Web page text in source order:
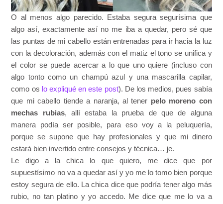
O al menos algo parecido. Estaba segura segurísima que
algo así, exactamente así no me iba a quedar, pero sé que
las puntas de mi cabello están entrenadas para ir hacia la luz
con la decoloración, además con el matiz el tono se unifica y
el color se puede acercar a lo que uno quiere (incluso con
algo tonto como un champú azul y una mascarilla capilar,
como os lo expliqué en este post). De los medios, pues sabía
que mi cabello tiende a naranja, al tener pelo moreno con
mechas rubias, allí estaba la prueba de que de alguna
manera podía ser posible, para eso voy a la peluquería,
porque se supone que hay profesionales y que mi dinero
estará bien invertido entre consejos y técnica… je.
Le digo a la chica lo que quiero, me dice que por
supuestísimo no va a quedar así y yo me lo tomo bien porque
estoy segura de ello. La chica dice que podría tener algo más
rubio, no tan platino y yo accedo. Me dice que me lo va a